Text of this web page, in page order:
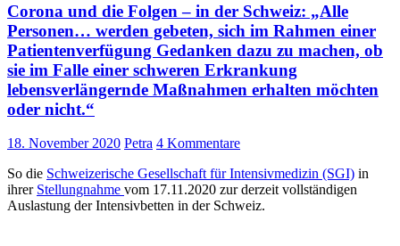
von
Selbsthilfegruppen…
Corona und die Folgen – in der Schweiz: „Alle
Personen… werden gebeten, sich im Rahmen einer
Patientenverfügung Gedanken dazu zu machen, ob
sie im Falle einer schweren Erkrankung
lebensverlängernde Maßnahmen erhalten möchten
oder nicht.“
18. November 2020 Petra 4 Kommentare
So die Schweizerische Gesellschaft für Intensivmedizin (SGI) in
ihrer Stellungnahme vom 17.11.2020 zurderzeitvollständigen
Auslastung der Intensivbetten in der Schweiz.